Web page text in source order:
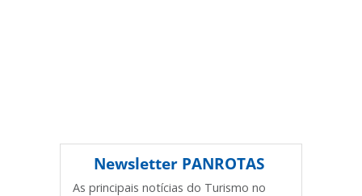
Newsletter PANROTAS
As principais notícias do Turismo no